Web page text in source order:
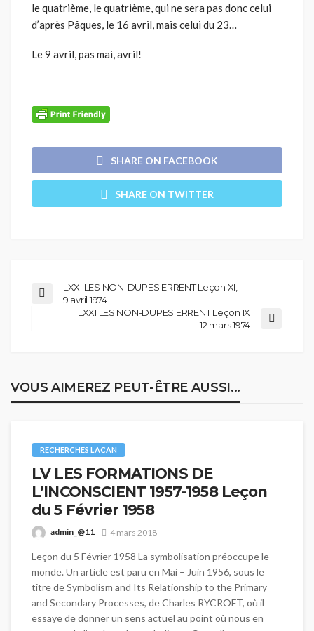
le quatrième, le quatrième, qui ne sera pas donc celui
d’après Pâques, le 16 avril, mais celui du 23…
Le 9 avril, pas mai, avril!
SHARE ON FACEBOOK
SHARE ON TWITTER
LXXI LES NON-DUPES ERRENT Leçon XI,
9 avril 1974
LXXI LES NON-DUPES ERRENT Leçon IX
12 mars 1974
VOUS AIMEREZ PEUT-ÊTRE AUSSI...
RECHERCHES LACAN
LV LES FORMATIONS DE
L’INCONSCIENT 1957-1958 Leçon
du 5 Février 1958
admin_@11 4 mars 2018
Leçon du 5 Février 1958 La symbolisation préoccupe le
monde. Un article est paru en Mai – Juin 1956, sous le
titre de Symbolism and Its Relationship to the Primary
and Secondary Processes, de Charles RYCROFT, où il
essaye de donner un sens actuel au point où nous en